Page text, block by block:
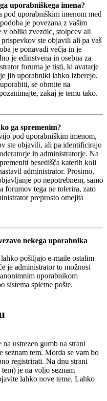
uporabniškega imena?
uporabniškim imenom med
je povezana z vašim
v obliki zvezdic, stolpcev ali
ste objavili ali pa vaš
je ponavadi večja in je
je edinstvena in osebna za
foruma je tisti, ki avatarje
jih uporabniki lahko izberejo.
se obrnite na
zakaj je temu tako.
ga spremenim?
pod uporabniškim imenom,
ste objavili, ali pa identificirajo
in administratorje. Na
besedišča katerih koli
administrator. Prosimo,
po nepotrebnem, samo
forumov tega ne tolerira, zato
preprosto omejita
nekega uporabnika
pošiljajo e-maile ostalim
je administrator to možnost
uporabnikom
sistema spletne pošte.
ustrezen gumb na strani
seznam tem. Morda se vam bo
registrirati. Na dnu strani
je na voljo seznam
lahko nove teme, Lahko